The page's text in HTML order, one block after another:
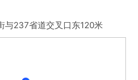
与237省道交叉口东120米